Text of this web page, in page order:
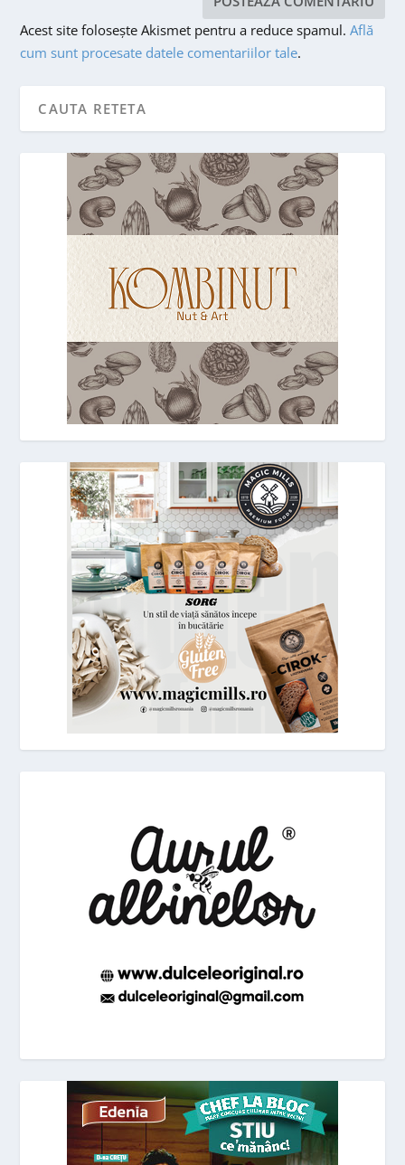
Acest site folosește Akismet pentru a reduce spamul.Află
cum sunt procesate datele comentariilor tale.